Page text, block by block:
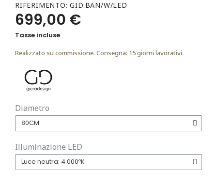
RIFERIMENTO GID.BAN/W/LED
699,00 €
Tasse incluse
Realizzato su commissione. Consegna: 15 giorni lavorativi.
Diametro
Illuminazione LED